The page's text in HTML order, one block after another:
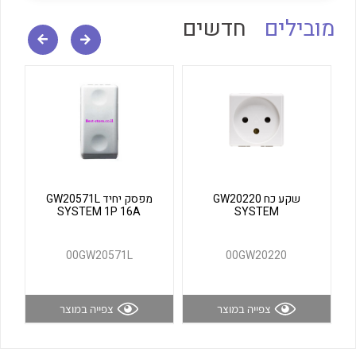
לכל מוצרי היצרן לכל מוצרי היצרן
מובילים חדשים
שקע כח GW20220
SYSTEM
00GW20220
צפייה במוצר
מפסק יחיד GW20571L
SYSTEM 1P 16A
00GW20571L
צפייה במוצר